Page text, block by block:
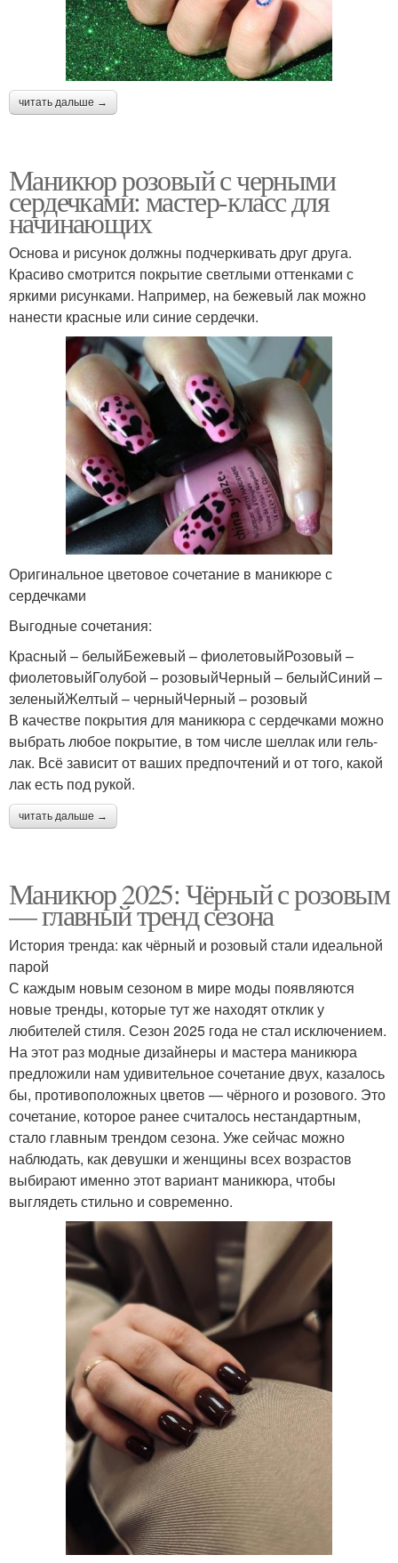
читать дальше →
Маникюр розовый с черными
сердечками: мастер-класс для
начинающих
Основа и рисунок должны подчеркивать друг друга.
Красиво смотрится покрытие светлыми оттенками с
яркими рисунками. Например, на бежевый лак можно
нанести красные или синие сердечки.
Оригинальное цветовое сочетание в маникюре с
сердечками
Выгодные сочетания:
Красный – белыйБежевый – фиолетовыйРозовый –
фиолетовыйГолубой – розовыйЧерный – белыйСиний –
зеленыйЖелтый – черныйЧерный – розовый
В качестве покрытия для маникюра с сердечками можно
выбрать любое покрытие, в том числе шеллак или гель-
лак. Всё зависит от ваших предпочтений и от того, какой
лак есть под рукой.
читать дальше →
Маникюр 2025: Чёрный с розовым
— главный тренд сезона
История тренда: как чёрный и розовый стали идеальной
парой
С каждым новым сезоном в мире моды появляются
новые тренды, которые тут же находят отклик у
любителей стиля. Сезон 2025 года не стал исключением.
На этот раз модные дизайнеры и мастера маникюра
предложили нам удивительное сочетание двух, казалось
бы, противоположных цветов — чёрного и розового. Это
сочетание, которое ранее считалось нестандартным,
стало главным трендом сезона. Уже сейчас можно
наблюдать, как девушки и женщины всех возрастов
выбирают именно этот вариант маникюра, чтобы
выглядеть стильно и современно.